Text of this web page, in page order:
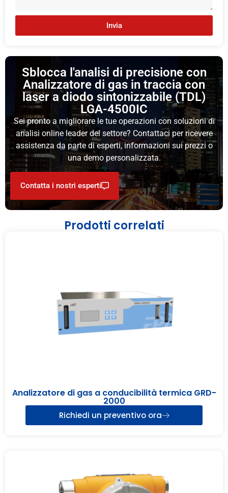
Invia
Sblocca l'analisi di precisione con
Analizzatore di gas in traccia con
laser a diodo sintonizzabile (TDL)
LGA-4500IC
Sei pronto a migliorare le tue operazioni con soluzioni di
analisi online leader del settore? Contattaci per ricevere
assistenza da parte di esperti, informazioni sui prezzi o
una demo personalizzata.
Contatta i nostri esperti
Prodotti correlati
Analizzatore di gas a conducibilità termica GRD-
2000
Richiedi un preventivo ora